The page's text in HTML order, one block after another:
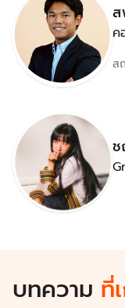
ค
ส
ช
บทความ ที่